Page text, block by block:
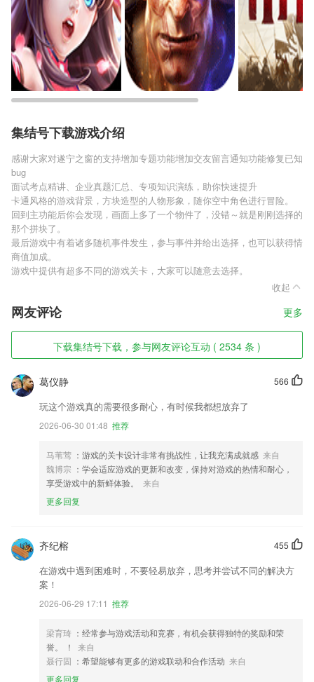
集结号下载游戏介绍
感谢大家对遂宁之窗的支持增加专题功能增加交友留言通知功能修复已知
bug
面试考点精讲、企业真题汇总、专项知识演练，助你快速提升
卡通风格的游戏背景，方块造型的人物形象，随你空中角色进行冒险。
回到主功能后你会发现，画面上多了一个物件了，没错～就是刚刚选择的
那个拼块了。
最后游戏中有着诸多随机事件发生，参与事件并给出选择，也可以获得情
商值加成。
游戏中提供有超多不同的游戏关卡，大家可以随意去选择。
收起
网友评论 更多
下载集结号下载，参与网友评论互动 ( 2534 条 )
566
葛仪静
玩这个游戏真的需要很多耐心，有时候我都想放弃了
2026-06-30 01:48 推荐
马苇莺 ：游戏的关卡设计非常有挑战性，让我充满成就感 来自
魏博宗 ：学会适应游戏的更新和改变，保持对游戏的热情和耐心，
享受游戏中的新鲜体验。
来自
更多回复
455
齐纪榕
在游戏中遇到困难时，不要轻易放弃，思考并尝试不同的解决方
案！
2026-06-29 17:11 推荐
梁育琦 ：经常参与游戏活动和竞赛，有机会获得独特的奖励和荣
誉。 ！
来自
聂行固 ：希望能够有更多的游戏联动和合作活动 来自
更多回复